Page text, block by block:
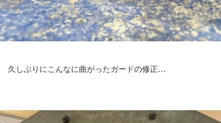
久しぶりにこんなに曲がったガードの修正…